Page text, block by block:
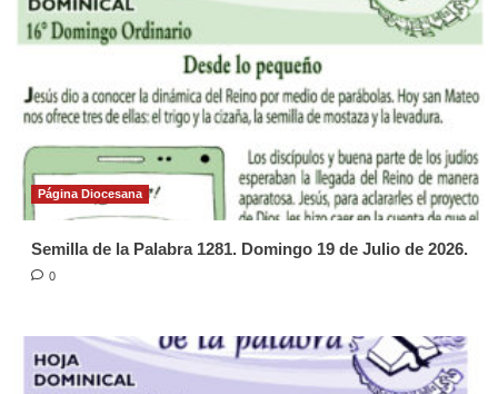
Página Diocesana
Semilla de la Palabra 1281. Domingo 19 de Julio de 2026.
0